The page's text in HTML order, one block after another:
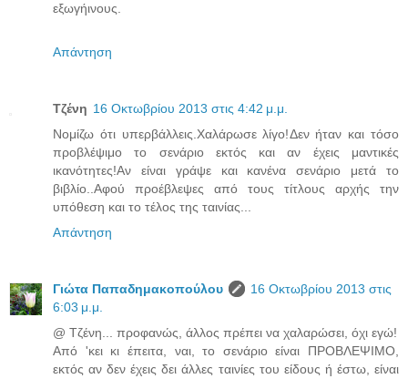
εξωγήινους.
Απάντηση
Τζένη 16 Οκτωβρίου 2013 στις 4:42 μ.μ.
Νομίζω ότι υπερβάλλεις.Χαλάρωσε λίγο!Δεν ήταν και τόσο
προβλέψιμο το σενάριο εκτός και αν έχεις μαντικές
ικανότητες!Αν είναι γράψε και κανένα σενάριο μετά το
βιβλίο..Αφού προέβλεψες από τους τίτλους αρχής την
υπόθεση και το τέλος της ταινίας...
Απάντηση
Γιώτα Παπαδημακοπούλου
16 Οκτωβρίου 2013 στις
6:03 μ.μ.
@ Τζένη... προφανώς, άλλος πρέπει να χαλαρώσει, όχι εγώ!
Από 'κει κι έπειτα, ναι, το σενάριο είναι ΠΡΟΒΛΕΨΙΜΟ,
εκτός αν δεν έχεις δει άλλες ταινίες του είδους ή έστω, είναι